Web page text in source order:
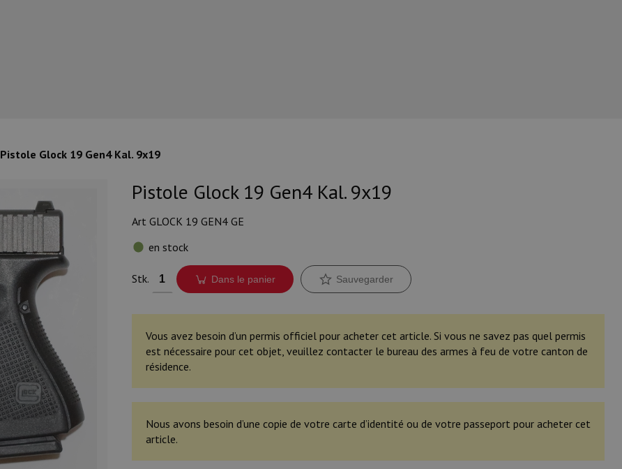
Pistole Glock 19 Gen4 Kal. 9x19
Pistole Glock 19 Gen4 Kal. 9x19
Art GLOCK 19 GEN4 GE
en stock
Stk. Dans le panier Sauvegarder
Vous avez besoin d’un permis officiel pour acheter cet article. Si vous ne savez pas quel permis
est nécessaire pour cet objet, veuillez contacter le bureau des armes à feu de votre canton de
résidence.
Nous avons besoin d’une copie de votre carte d’identité ou de votre passeport pour acheter cet
article.